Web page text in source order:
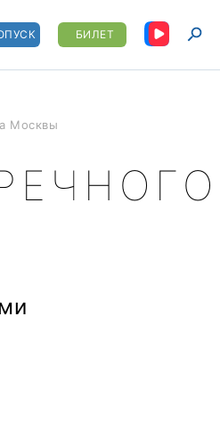
БИЛЕТ
Москвы